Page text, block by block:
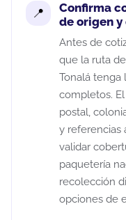
Confirma
de origen y
Antes de
que la ruta
Tonalá tenga
completos.
postal,
y referencias
validar
paquetería
recolección
opciones de